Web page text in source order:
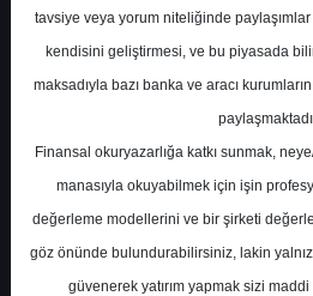
En Yüksek Tahmin
Ortalama Fiyat Tahmini
Ortalama Getiri Potansiyeli
Kurum Sayısı
21
tavsiye veya yorum niteliğinde paylaşımlar
kendisini geliştirmesi, ve bu piyasada
maksadıyla bazı banka ve aracı
Finansal okuryazarlığa katkı sunmak, neye/
manasıyla okuyabilmek için işin
değerleme modellerini ve bir şirketi
göz önünde bulundurabilirsiniz, lakin
güvenerek yatırım yapmak sizi